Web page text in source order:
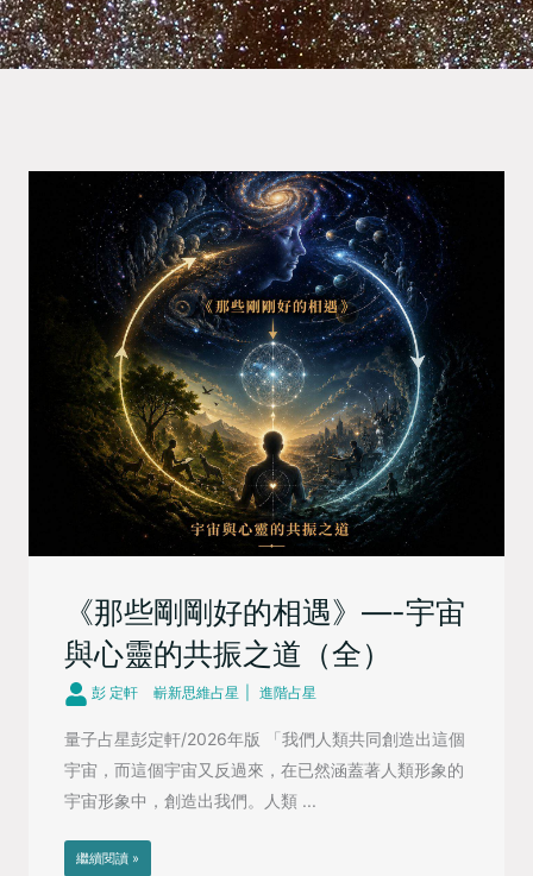
《那些剛剛好的相遇》—-宇宙
與心靈的共振之道（全）
彭 定軒 嶄新思維占星 進階占星
量子占星彭定軒/2026年版 「我們人類共同創造出這個
宇宙，而這個宇宙又反過來，在已然涵蓋著人類形象的
宇宙形象中，創造出我們。人類 ...
繼續閱讀 »